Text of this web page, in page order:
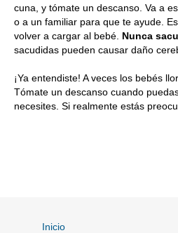
cuna, y tómate un descanso. Va a
o a un familiar para que te ayude.
volver a cargar al bebé. Nunca
sacudidas pueden causar daño
¡Ya entendiste! A veces los bebés
Tómate un descanso cuando
necesites. Si realmente estás
Inicio